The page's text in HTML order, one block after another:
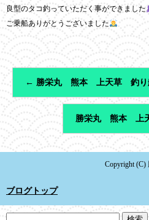
良型のタコ釣っていただく事ができました
ご乗船ありがとうございました
← 勝栄丸 熊本 上天草 釣り
勝栄丸 熊本 上
Copyright (C)
ブログトップ